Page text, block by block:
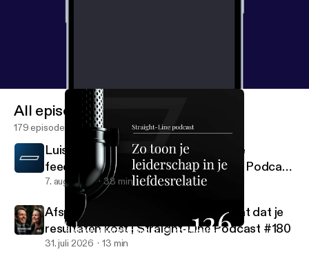
Zo toon je leiderschap in je liefdesrelatie
Straight-Line Podcast
All episodes
179 episodes
Luister dit als er niks gebeurt met de
feedback in je bedrijf | Straight-Line Podcast
#181
7. aug. 2026 38 min
Afspraken vs. verwachtingen: het gat dat je
resultaten kost | Straight-Line Podcast #180
31. juli 2026 13 min